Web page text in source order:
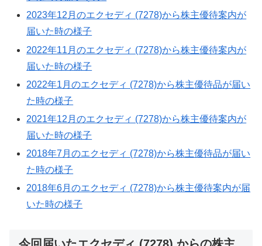
2023年12月のエクセディ (7278)から株主優待案内が
届いた時の様子
2022年11月のエクセディ (7278)から株主優待案内が
届いた時の様子
2022年1月のエクセディ (7278)から株主優待品が届い
た時の様子
2021年12月のエクセディ (7278)から株主優待案内が
届いた時の様子
2018年7月のエクセディ (7278)から株主優待品が届い
た時の様子
2018年6月のエクセディ (7278)から株主優待案内が届
いた時の様子